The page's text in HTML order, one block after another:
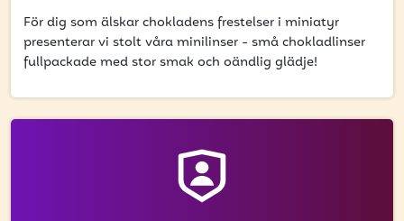
PRENUMERERA
För dig som älskar chokladens frestelser i miniatyr
presenterar vi stolt våra minilinser - små chokladlinser
fullpackade med stor smak och oändlig glädje!